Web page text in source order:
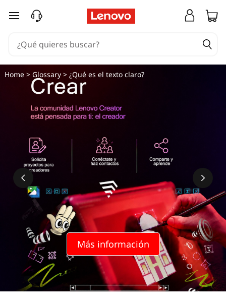
Q
e
t
Ir al contenido principal
Más información
Home> Glossary> ¿Qué es el texto claro?